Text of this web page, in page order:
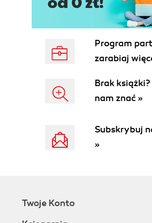
(56)
Zadanie #21 Dobierz odpowiednią
Zadanie #22 Skorzystaj z
uzyskać właściwą ekspozycję (60)
funkcji kompensacji ekspozycji (62)
Zadanie #24 Unikaj na zdjęciach
Zadanie #26 Połącz dwa zdjęcia i
Zadanie #28 Nastaw ostrość na
Program
zarabiaj
Brak
nam znać »
Subskrybuj
»
Twoje Konto